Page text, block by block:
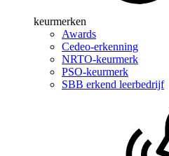
keurmerken
Awards
Cedeo-erkenning
NRTO-keurmerk
PSO-keurmerk
SBB erkend leerbedrijf